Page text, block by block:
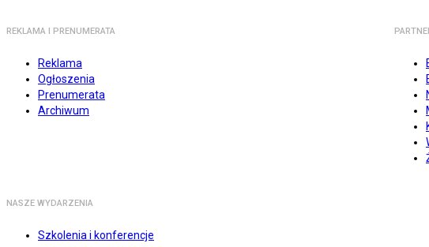
REKLAMA I PRENUMERATA
Reklama
Ogłoszenia
Prenumerata
Archiwum
NASZE WYDARZENIA
Szkolenia i konferencje